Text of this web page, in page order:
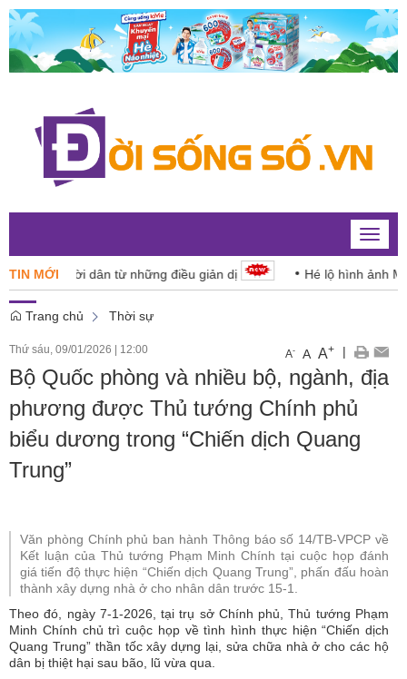
Toggle
TIN MỚI
người dân từ những điều giản dị Hé lộ hình ảnh Mặt trời
Trang chủ Thời sự
Thứ sáu, 09/01/2026 | 12:00 A- A A+ |
Bộ Quốc phòng và nhiều bộ, ngành, địa
phương được Thủ tướng Chính phủ
biểu dương trong “Chiến dịch Quang
Trung”
Văn phòng Chính phủ ban hành Thông báo số 14/TB-VPCP về
Kết luận của Thủ tướng Phạm Minh Chính tại cuộc họp đánh
giá tiến độ thực hiện “Chiến dịch Quang Trung”, phấn đấu hoàn
thành xây dựng nhà ở cho nhân dân trước 15-1.
Theo đó, ngày 7-1-2026, tại trụ sở Chính phủ,Thủ tướng Phạm
Minh Chính chủ trì cuộc họp về tình hình thực hiện “Chiến dịch
Quang Trung” thần tốc xây dựng lại, sửa chữa nhà ở cho các hộ
dân bị thiệt hại sau bão, lũ vừa qua.